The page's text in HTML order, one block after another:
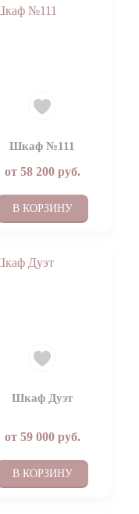
Шкаф №111
от 58 200руб.
В КОРЗИНУ
Шкаф Дуэт
от 59 000руб.
В КОРЗИНУ